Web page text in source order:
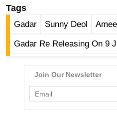
बॉ
ली
ड
Tags
Gadar Sunny Deol
Gadar Re Releasing On 9